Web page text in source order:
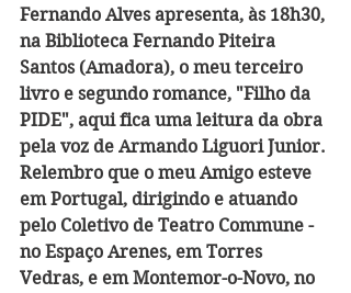
Fernando Alves apresenta, às 18h30,
na Biblioteca Fernando Piteira
Santos (Amadora), o meu terceiro
livro e segundo romance, "Filho da
PIDE", aqui fica uma leitura da obra
pela voz de Armando Liguori Junior.
Relembro que o meu Amigo esteve
em Portugal, dirigindo e atuando
pelo Coletivo de Teatro Commune -
no Espaço Arenes, em Torres
Vedras, e em Montemor-o-Novo, no